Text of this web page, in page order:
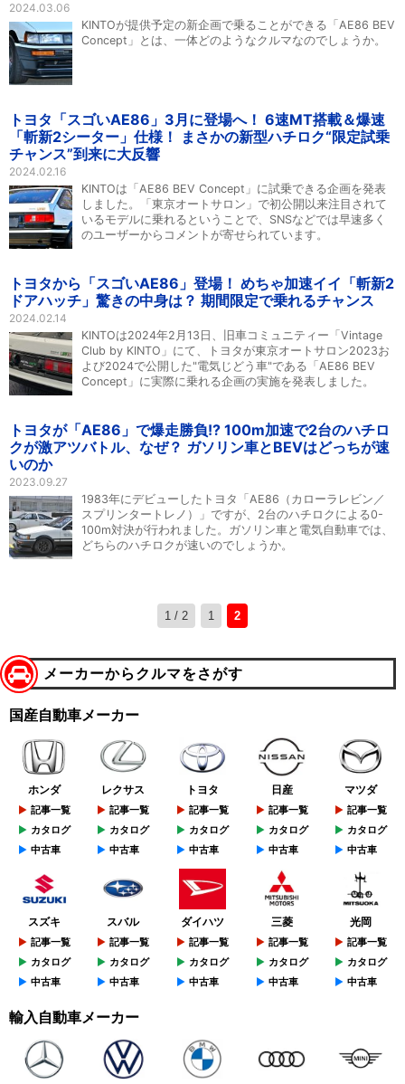
2024.03.06
KINTOが提供予定の新企画で乗ることができる「AE86 BEV
Concept」とは、一体どのようなクルマなのでしょうか。
トヨタ「スゴいAE86」3月に登場へ！ 6速MT搭載＆爆速
「斬新2シーター」仕様！ まさかの新型ハチロク“限定試乗
チャンス”到来に大反響
2024.02.16
KINTOは「AE86 BEV Concept」に試乗できる企画を発表
しました。「東京オートサロン」で初公開以来注目されて
いるモデルに乗れるということで、SNSなどでは早速多く
のユーザーからコメントが寄せられています。
トヨタから「スゴいAE86」登場！ めちゃ加速イイ「斬新2
ドアハッチ」驚きの中身は？ 期間限定で乗れるチャンス
2024.02.14
KINTOは2024年2月13日、旧車コミュニティー「Vintage
Club by KINTO」にて、トヨタが東京オートサロン2023お
よび2024で公開した"電気じどう車"である「AE86 BEV
Concept」に実際に乗れる企画の実施を発表しました。
トヨタが「AE86」で爆走勝負!? 100m加速で2台のハチロ
クが激アツバトル、なぜ？ ガソリン車とBEVはどっちが速
いのか
2023.09.27
1983年にデビューしたトヨタ「AE86（カローラレビン／
スプリンタートレノ）」ですが、2台のハチロクによる0-
100m対決が行われました。ガソリン車と電気自動車では、
どちらのハチロクが速いのでしょうか。
1 / 2 1 2
メーカーからクルマをさがす
国産自動車メーカー
ホンダ
記事一覧
カタログ
中古車
レクサス
記事一覧
カタログ
中古車
トヨタ
記事一覧
カタログ
中古車
日産
記事一覧
カタログ
中古車
マツダ
記事一覧
カタログ
中古車
スズキ
記事一覧
カタログ
中古車
スバル
記事一覧
カタログ
中古車
ダイハツ
記事一覧
カタログ
中古車
三菱
記事一覧
カタログ
中古車
光岡
記事一覧
カタログ
中古車
輸入自動車メーカー